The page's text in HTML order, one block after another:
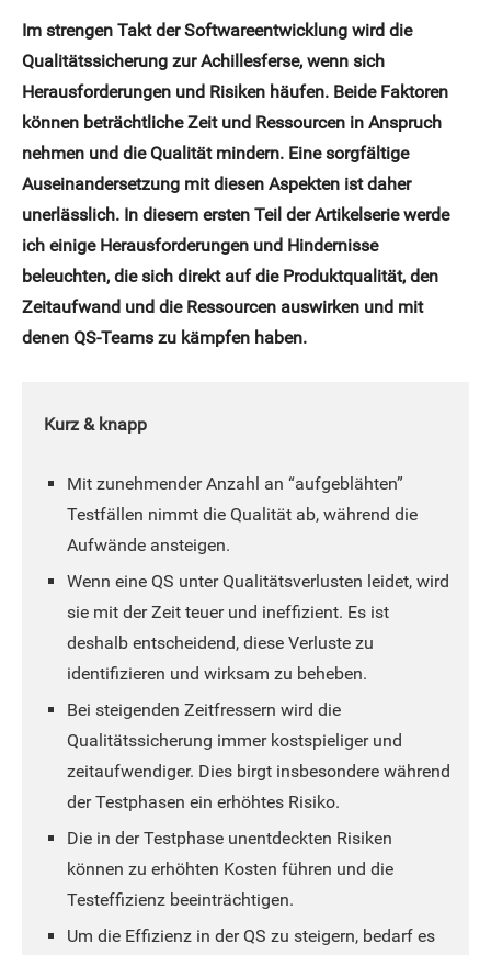
Im strengen Takt der Softwareentwicklung wird die
Qualitätssicherung zur Achillesferse, wenn sich
Herausforderungen und Risiken häufen. Beide Faktoren
können beträchtliche Zeit und Ressourcen in Anspruch
nehmen und die Qualität mindern. Eine sorgfältige
Auseinandersetzung mit diesen Aspekten ist daher
unerlässlich. In diesem ersten Teil der Artikelserie werde
ich einige Herausforderungen und Hindernisse
beleuchten, die sich direkt auf die Produktqualität, den
Zeitaufwand und die Ressourcen auswirken und mit
denen QS-Teams zu kämpfen haben.
Kurz & knapp
Mit zunehmender Anzahl an “aufgeblähten”
Testfällen nimmt die Qualität ab, während die
Aufwände ansteigen.
Wenn eine QS unter Qualitätsverlusten leidet, wird
sie mit der Zeit teuer und ineffizient. Es ist
deshalb entscheidend, diese Verluste zu
identifizieren und wirksam zu beheben.
Bei steigenden Zeitfressern wird die
Qualitätssicherung immer kostspieliger und
zeitaufwendiger. Dies birgt insbesondere während
der Testphasen ein erhöhtes Risiko.
Die in der Testphase unentdeckten Risiken
können zu erhöhten Kosten führen und die
Testeffizienz beeinträchtigen.
Um die Effizienz in der QS zu steigern, bedarf es